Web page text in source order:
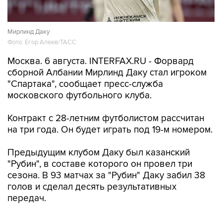
Мирлинд Даку
Фото: Егор Алеев/ТАСС
Москва. 6 августа. INTERFAX.RU - Форвард
сборной Албании Мирлинд Даку стал игроком
"Спартака", сообщает пресс-служба
московского футбольного клуба.
Контракт с 28-летним футболистом рассчитан
на три года. Он будет играть под 19-м номером.
Предыдущим клубом Даку был казанский
"Рубин", в составе которого он провел три
сезона. В 93 матчах за "Рубин" Даку забил 38
голов и сделал десять результативных
передач.